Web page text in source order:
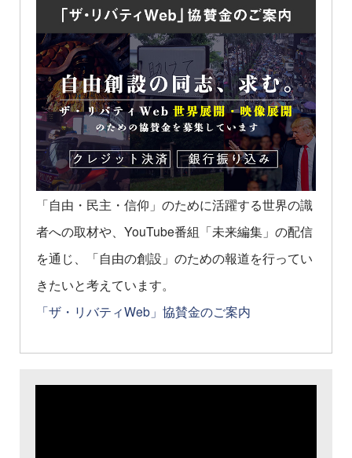
「自由・民主・信仰」のために活躍する世界の識
者への取材や、YouTube番組「未来編集」の配信
を通じ、「自由の創設」のための報道を行ってい
きたいと考えています。
「ザ・リバティWeb」協賛金のご案内